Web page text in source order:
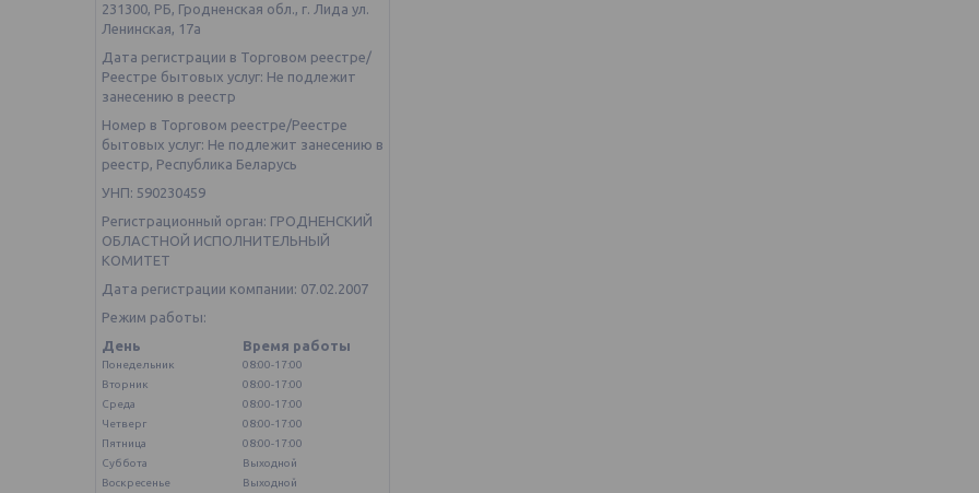
231300, РБ, Гродненская обл., г. Лида ул.
Ленинская, 17а
Дата регистрации в Торговом реестре/
Реестре бытовых услуг: Не подлежит
занесению в реестр
Номер в Торговом реестре/Реестре
бытовых услуг: Не подлежит занесению в
реестр, Республика Беларусь
УНП: 590230459
Регистрационный орган: ГРОДНЕНСКИЙ
ОБЛАСТНОЙ ИСПОЛНИТЕЛЬНЫЙ
КОМИТЕТ
Дата регистрации компании: 07.02.2007
Режим работы:
День
Время работы
Понедельник
08:00-17:00
Вторник
08:00-17:00
Среда
08:00-17:00
Четверг
08:00-17:00
Пятница
08:00-17:00
Суббота
Выходной
Воскресенье
Выходной